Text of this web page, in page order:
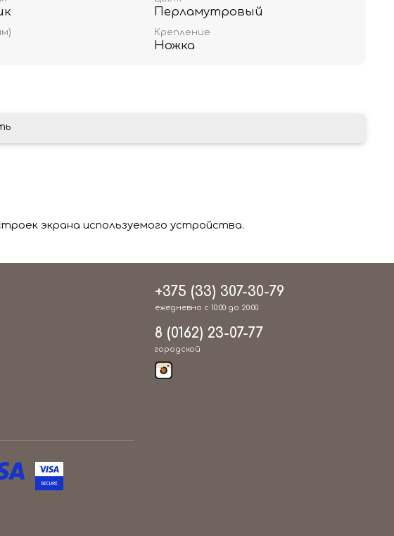
Перламутровый
Крепление
Ножка
экрана используемого устройства.
+375 (33) 307-30-79
ежедневно с 10:00 до 20:00
8 (0162) 23-07-77
городской